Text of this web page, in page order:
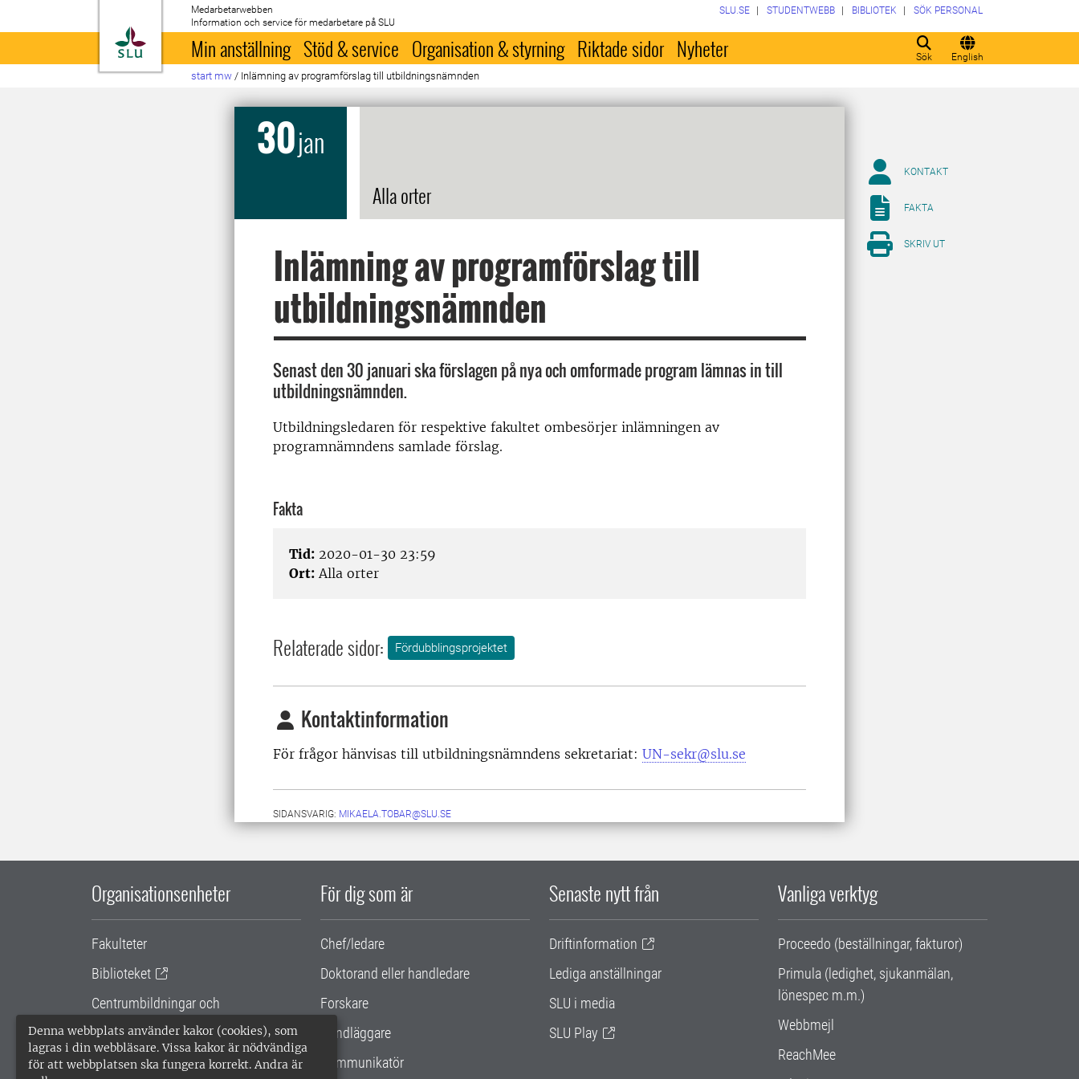
Denna webbplats använder kakor (cookies), som
lagras i din webbläsare. Vissa kakor är nödvändiga
för att webbplatsen ska fungera korrekt. Andra är
Till startsida
Medarbetarwebben
Information och service för medarbetare på SLU
Sök English
SLU.SE STUDENTWEBB BIBLIOTEK SÖK PERSONAL
Min anställning Stöd & service Organisation & styrning Riktade sidor Nyheter
start mw / Inlämning av programförslag till utbildningsnämnden
30jan
Alla orter
Inlämning av programförslag till
utbildningsnämnden
Senast den 30 januari ska förslagen på nya och omformade program lämnas in till
utbildningsnämnden.
Utbildningsledaren för respektive fakultet ombesörjer inlämningen av
programnämndens samlade förslag.
Fakta
Tid: 2020-01-30 23:59
Ort: Alla orter
Relaterade sidor: Fördubblingsprojektet
Kontaktinformation
För frågor hänvisas till utbildningsnämndens sekretariat: UN-sekr@slu.se
SIDANSVARIG: MIKAELA.TOBAR@SLU.SE
KONTAKT
FAKTA
SKRIV UT
Organisationsenheter
Fakulteter
Biblioteket
Centrumbildningar och
samarbetsprojekt
Gemensamma verksamhetsstödet
För dig som är
Chef/ledare
Doktorand eller handledare
Forskare
Handläggare
Kommunikatör
Senaste nytt från
Driftinformation
Lediga anställningar
SLU i media
SLU Play
Vanliga verktyg
Proceedo (beställningar, fakturor)
Primula (ledighet, sjukanmälan,
lönespec m.m.)
Webbmejl
ReachMee